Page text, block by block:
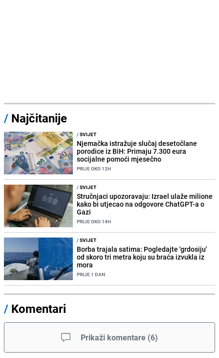
/ Najčitanije
/SVIJET
Njemačka istražuje slučaj desetočlane
porodice iz BiH: Primaju 7.300 eura
socijalne pomoći mjesečno
PRIJE OKO 12H
/SVIJET
Stručnjaci upozoravaju: Izrael ulaže milione
kako bi utjecao na odgovore ChatGPT-a o
Gazi
PRIJE OKO 14H
/SVIJET
Borba trajala satima: Pogledajte 'grdosiju'
od skoro tri metra koju su braća izvukla iz
mora
PRIJE 1 DAN
/ Komentari
Prikaži komentare (6)